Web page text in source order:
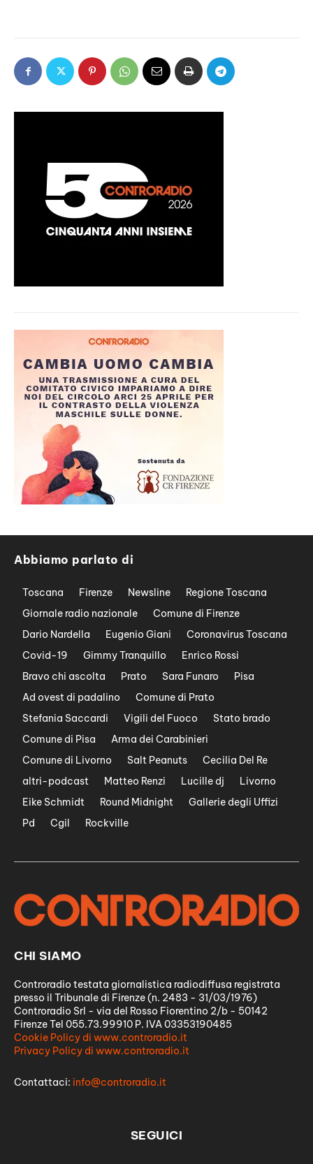
Abbiamo parlato di
Toscana Firenze Newsline
Regione Toscana
Giornale radio nazionale
Comune di Firenze
Dario Nardella
Eugenio Giani
Coronavirus Toscana
Covid-19
Gimmy Tranquillo
Enrico Rossi
Bravo chi ascolta
Prato Sara Funaro
Pisa
Ad ovest di padalino
Comune di Prato
Stefania Saccardi
Vigili del Fuoco
Stato brado
Comune di Pisa
Arma dei Carabinieri
Comune di Livorno
Salt Peanuts
Cecilia Del Re
altri-podcast
Matteo Renzi Lucille dj
Livorno
Eike Schmidt
Round Midnight
Gallerie degli Uffizi
Pd
Cgil Rockville
CHI SIAMO
Controradio testata giornalistica radiodiffusa registrata
presso il Tribunale di Firenze (n. 2483 - 31/03/1976)
Controradio Srl - via del Rosso Fiorentino 2/b - 50142
Firenze Tel 055.73.99910 P. IVA 03353190485
Cookie Policy di www.controradio.it
Privacy Policy di www.controradio.it
Contattaci: info@controradio.it
SEGUICI